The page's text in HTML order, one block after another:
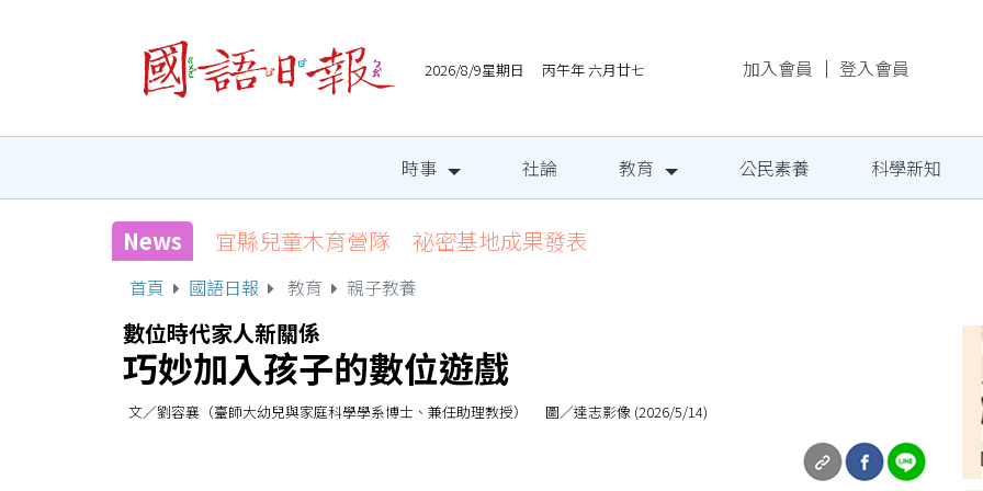
2026/8/9星期日 丙午年 六月廿七 加入會員 ｜ 登入會員
時事 社論 教育 公民素養 科學新知
News 宜縣兒童木育營隊 祕密基地成果發表
首頁 國語日報 教育 親子教養
數位時代家人新關係
巧妙加入孩子的數位遊戲
文／劉容襄（臺師大幼兒與家庭科學學系博士、兼任助理教授） 圖／達志影像 (2026/5/14)